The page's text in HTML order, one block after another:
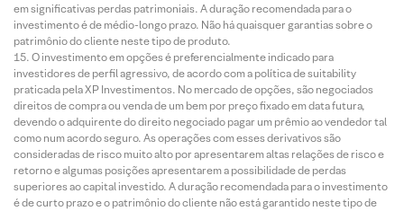
em significativas perdas patrimoniais. A duração recomendada para o
investimento é de médio-longo prazo. Não há quaisquer garantias sobre o
patrimônio do cliente neste tipo de produto.
O investimento em opções é preferencialmente indicado para
investidores de perfil agressivo, de acordo com a política de suitability
praticada pela XP Investimentos. No mercado de opções, são negociados
direitos de compra ou venda de um bem por preço fixado em data futura,
devendo o adquirente do direito negociado pagar um prêmio ao vendedor tal
como num acordo seguro. As operações com esses derivativos são
consideradas de risco muito alto por apresentarem altas relações de risco e
retorno e algumas posições apresentarem a possibilidade de perdas
superiores ao capital investido. A duração recomendada para o investimento
é de curto prazo e o patrimônio do cliente não está garantido neste tipo de